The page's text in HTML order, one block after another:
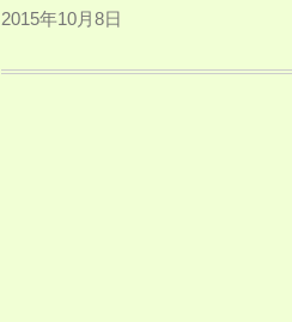
2015年10月8日